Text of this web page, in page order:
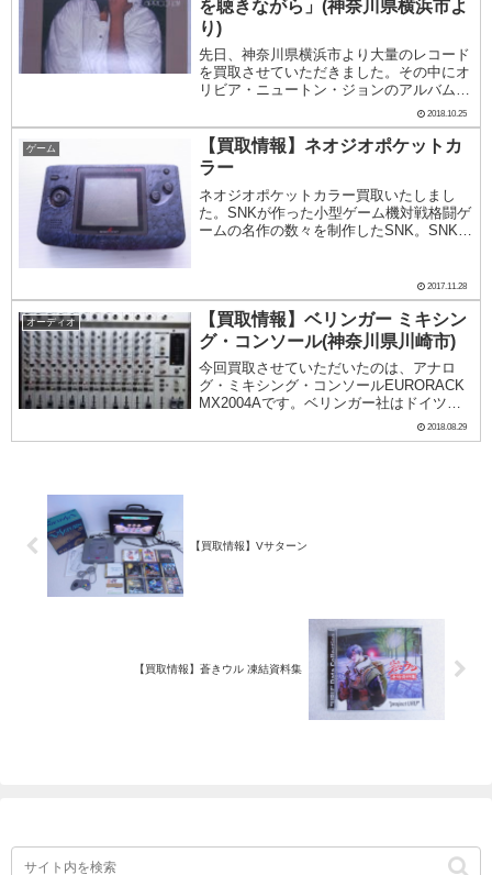
を聴きながら」(神奈川県横浜市よ
り)
先日、神奈川県横浜市より大量のレコード
を買取させていただきました。その中にオ
リビア・ニュートン・ジョンのアルバム
『きらめく光のように』がありました。こ
のレコードジャケットの左上にかかれてい
るのは英語タイトルですが、そこに
は“MAKING A...
2018.10.25
ゲーム
【買取情報】ネオジオポケットカ
ラー
ネオジオポケットカラー買取いたしまし
た。SNKが作った小型ゲーム機対戦格闘ゲ
ームの名作の数々を制作したSNK。SNKは
小型ゲーム機、ネオジオポケットカラーを
買取い...
2017.11.28
オーディオ
【買取情報】ベリンガー ミキシン
グ・コンソール(神奈川県川崎市)
今回買取させていただいたのは、アナロ
グ・ミキシング・コンソールEURORACK
MX2004Aです。ベリンガー社はドイツで
1989年に設立された音楽機器メーカーで
す。買取にお伺いした時に、コレクション
2018.08.29
【買取情報】Vサターン
【買取情報】蒼きウル 凍結資料集